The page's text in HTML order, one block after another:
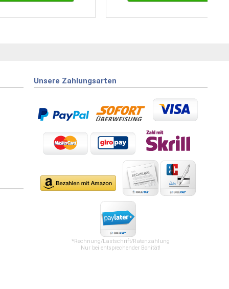
Unsere Zahlungsarten
*Rechnung/Lastschrift/Ratenzahlung
Nur bei entsprechender Bonität!